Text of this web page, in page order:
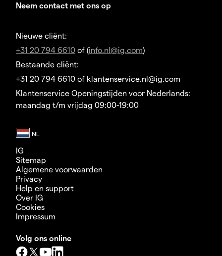
Neem contact met ons op
Nieuwe cliënt:
+31 20 794 6610 of (info.nl@ig.com)
Bestaande cliënt:
+31 20 794 6610 of klantenservice.nl@ig.com
Klantenservice Openingstijden voor Nederlands:
maandag t/m vrijdag 09:00-19:00
IG
Sitemap
Algemene voorwaarden
Privacy
Help en support
Over IG
Cookies
Impressum
Volg ons online